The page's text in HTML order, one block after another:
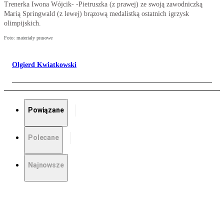
Trenerka Iwona Wójcik- -Pietruszka (z prawej) ze swoją zawodniczką
Marią Springwald (z lewej) brązową medalistką ostatnich igrzysk
olimpijskich.
Foto: materiały prasowe
Olgierd Kwiatkowski
Powiązane
Polecane
Najnowsze